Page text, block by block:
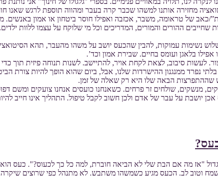
מחזירה אותנו למשהו שכבר קרה בעבר ומהווה תוספת לרגש שאנו
כאב של טראומה, משבר, אכזבה ואפילו חוסר ביטחון או אמון
ההורים והמורים, המדריכים וכל מי שלוקח על עצמו ללוות
נשימות עמוקות, להבין שהכעס יושב על משהו מהעבר, תהא
בלאגן ועומס בחיים. שבירת אמון וכד’.
לעשות סיבוב, לצאת לקחת אויר, להתיישב. לשנות תנוחה פיזית תוך
נפרד ממנגנון ההישרדות שלנו, אבל, ביום שהוא הופך להיות צורת
שההתפרצות הבאה שלו היא רק שאלה של זמן.
מנשקים, שולחים זר פרחים. כשאנחנו כועסים אנחנו צועקים ומשם
יושבת על עבר של אדם ולכן חשוב לקבל טיפול. התהליך אינו חייב
מה אם הבת שלי לא הביאה חוברת, למה כל כך לכעוס?". כעס הוא
שמח וטוב לב. הכעס מגיע כשמשהו משתבש. לא מתנהל כפי שרוצים